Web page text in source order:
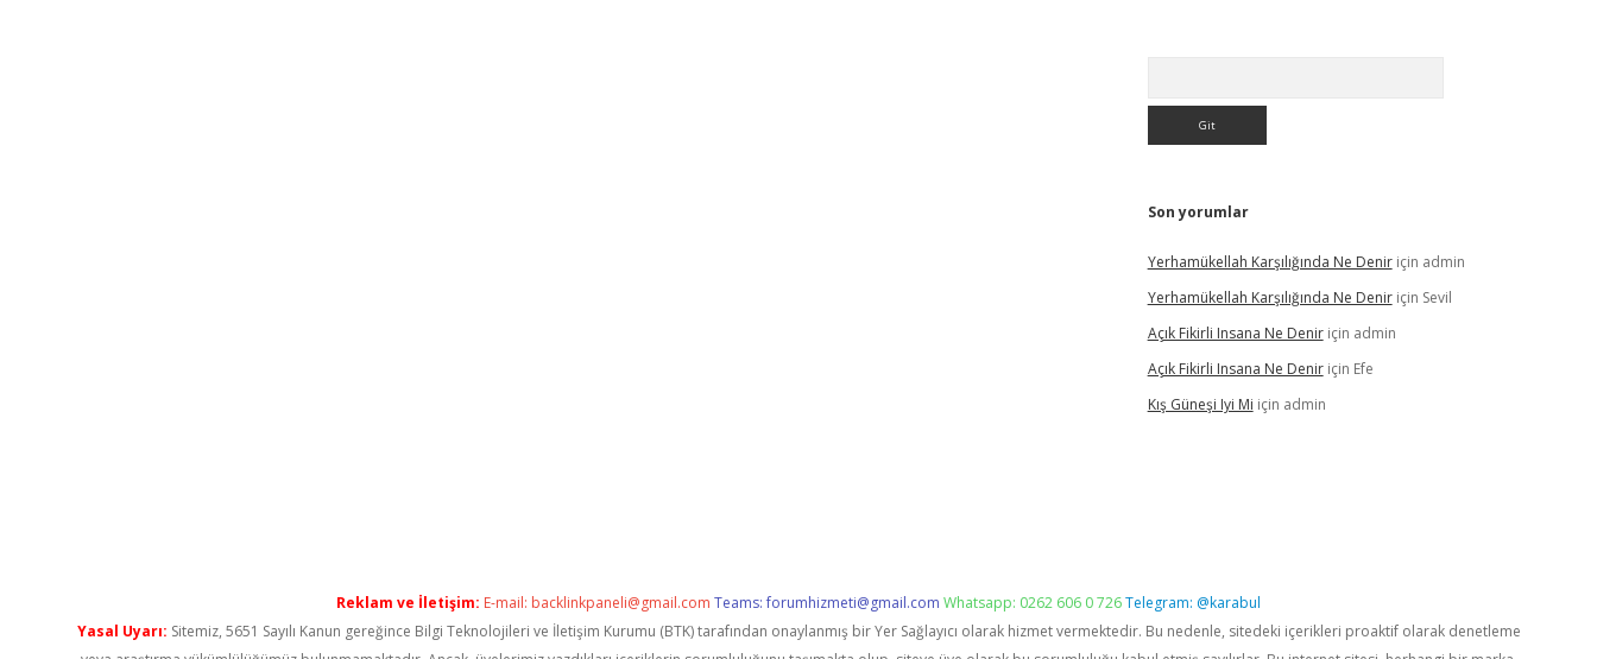
Son yorumlar
Yerhamükellah Karşılığında Ne Deniriçin admin
Yerhamükellah Karşılığında Ne Deniriçin Sevil
Açık Fikirli Insana Ne Deniriçin admin
Açık Fikirli Insana Ne Deniriçin Efe
Kış Güneşi Iyi Mi için admin
Reklam ve İletişim: E-mail: backlinkpaneli@gmail.com Teams:forumhizmeti@gmail.com Whatsapp: 0262 606 0 726Telegram: @karabul
Yasal Uyarı: Sitemiz, 5651 Sayılı Kanun gereğince Bilgi Teknolojileri ve İletişim Kurumu (BTK) tarafından onaylanmış bir Yer Sağlayıcı olarak hizmet vermektedir. Bu nedenle, sitedeki içerikleri proaktif olarak denetleme